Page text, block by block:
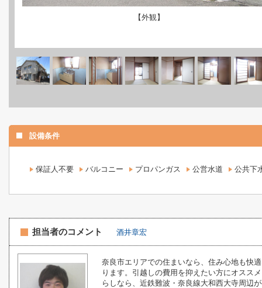
【外観】
設備条件
保証人不要 バルコニー プロパンガス 公営水道 公共下
担当者のコメント 酒井章宏
奈良市エリアでの住まいなら、住み心地も快
ります。引越しの費用を抑えたい方にオスス
らしなら、近鉄難波・奈良線大和西大寺周辺